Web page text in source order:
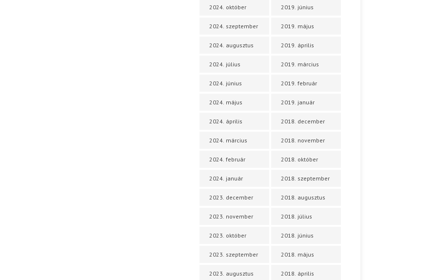
2024. október
2024. szeptember
2024. augusztus
2024. július
2024. június
2024. május
2024. április
2024. március
2024. február
2024. január
2023. december
2023. november
2023. október
2023. szeptember
2023. augusztus
2019. június
2019. május
2019. április
2019. március
2019. február
2019. január
2018. december
2018. november
2018. október
2018. szeptember
2018. augusztus
2018. július
2018. június
2018. május
2018. április